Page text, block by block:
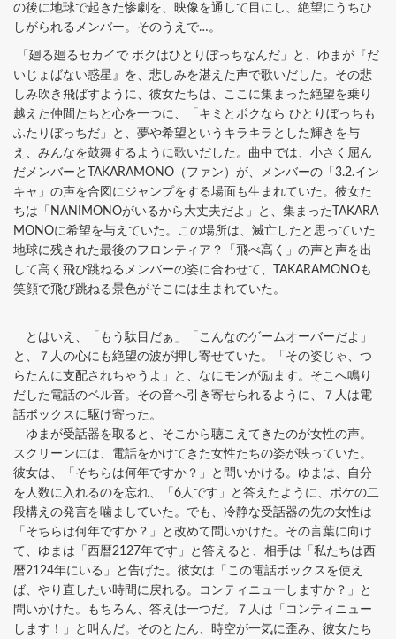
の後に地球で起きた惨劇を、映像を通して目にし、絶望にうちひ
しがられるメンバー。そのうえで…。
「廻る廻るセカイで ボクはひとりぼっちなんだ」と、ゆまが『だ
いじょばない惑星』を、悲しみを湛えた声で歌いだした。その悲
しみ吹き飛ばすように、彼女たちは、ここに集まった絶望を乗り
越えた仲間たちと心を一つに、「キミとボクなら ひとりぼっちも
ふたりぼっちだ」と、夢や希望というキラキラとした輝きを与
え、みんなを鼓舞するように歌いだした。曲中では、小さく屈ん
だメンバーとTAKARAMONO（ファン）が、メンバーの「3.2.イン
キャ」の声を合図にジャンプをする場面も生まれていた。彼女た
ちは「NANIMONOがいるから大丈夫だよ」と、集まったTAKARA
MONOに希望を与えていた。この場所は、滅亡したと思っていた
地球に残された最後のフロンティア？「飛べ高く」の声と声を出
して高く飛び跳ねるメンバーの姿に合わせて、TAKARAMONOも
笑顔で飛び跳ねる景色がそこには生まれていた。
とはいえ、「もう駄目だぁ」「こんなのゲームオーバーだよ」
と、７人の心にも絶望の波が押し寄せていた。「その姿じゃ、つ
らたんに支配されちゃうよ」と、なにモンが励ます。そこへ鳴り
だした電話のベル音。その音へ引き寄せられるように、７人は電
話ボックスに駆け寄った。
ゆまが受話器を取ると、そこから聴こえてきたのが女性の声。
スクリーンには、電話をかけてきた女性たちの姿が映っていた。
彼女は、「そちらは何年ですか？」と問いかける。ゆまは、自分
を人数に入れるのを忘れ、「6人です」と答えたように、ボケの二
段構えの発言を噛ましていた。でも、冷静な受話器の先の女性は
「そちらは何年ですか？」と改めて問いかけた。その言葉に向け
て、ゆまは「西暦2127年です」と答えると、相手は「私たちは西
暦2124年にいる」と告げた。彼女は「この電話ボックスを使え
ば、やり直したい時間に戻れる。コンティニューしますか？」と
問いかけた。もちろん、答えは一つだ。７人は「コンティニュー
します！」と叫んだ。そのとたん、時空が一気に歪み、彼女たち